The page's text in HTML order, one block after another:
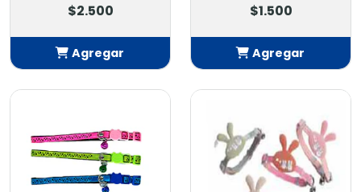
$2.500
Agregar
$1.500
Agregar